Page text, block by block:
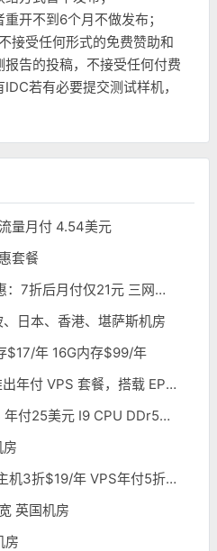
开不到6个月不做发布；
接受任何形式的免费赞助和
告的投稿，不接受任何付费
若有必要提交测试样机，
量月付 4.54美元
套餐
LOCVPS 香港VPS限时特惠：7折后月付仅21元 三网优化BGP线路 可选原生IP
日本、香港、堪萨斯机房
年 16G内存$99/年
马来西亚主机商 SVR4U 推出年付 VPS 套餐，搭载 EPYC/至强铂金，支持支付宝
DediRock 新上高性能VPS 年付25美元 I9 CPU DDr5内存 纽约机房
HawkHost/老鹰主机 虚拟主机3折$19/年 VPS年付5折$25/年
英国机房
房